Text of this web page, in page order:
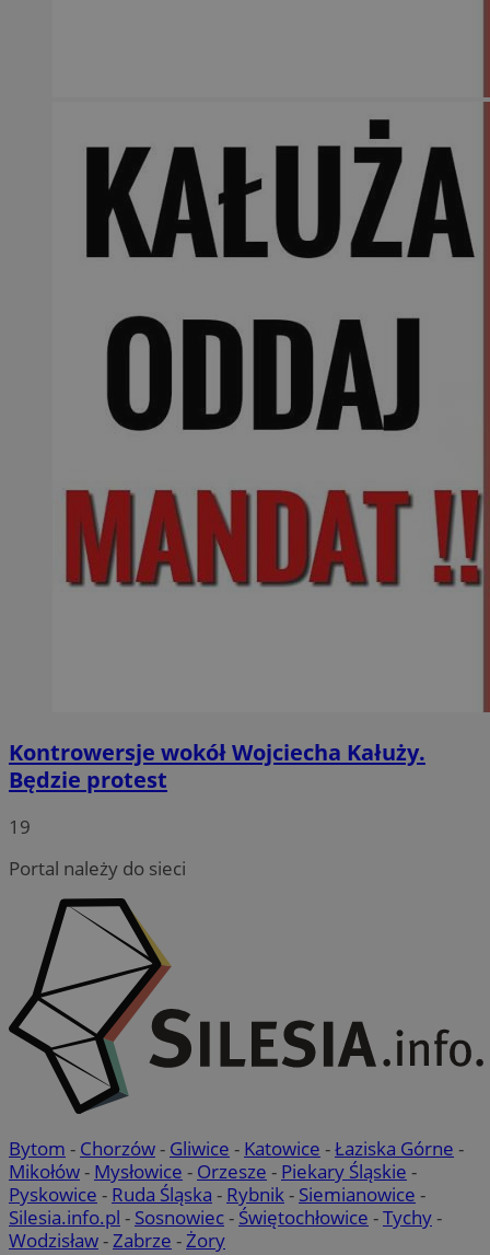
Kontrowersje wokół Wojciecha Kałuży.
Będzie protest
19
Portal należy do sieci
Bytom - Chorzów- Gliwice - Katowice -Łaziska Górne -
Mikołów- Mysłowice - Orzesze - Piekary Śląskie -
Pyskowice - Ruda Śląska - Rybnik- Siemianowice -
Silesia.info.pl - Sosnowiec- Świętochłowice -Tychy-
Wodzisław-Zabrze -Żory